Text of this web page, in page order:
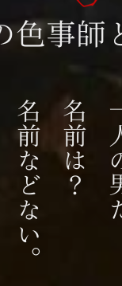
色事師
一
名前は？
名前などない。